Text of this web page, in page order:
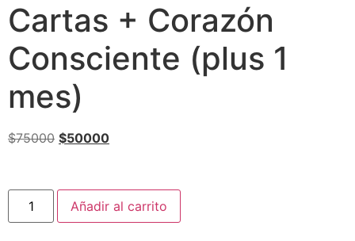
Cartas + Corazón
Consciente (plus 1
mes)
$75000 $50000
Añadir al carrito